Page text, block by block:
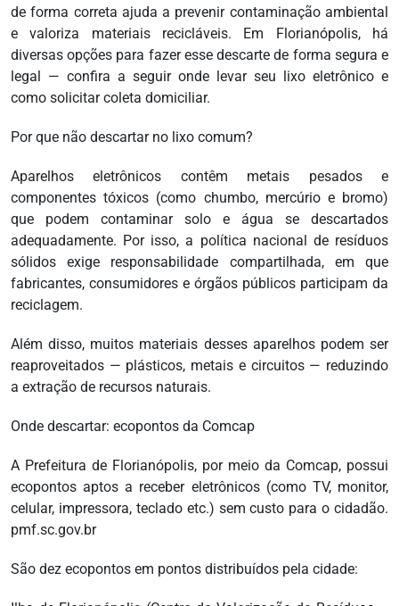
de forma correta ajuda a prevenir contaminação ambiental
e valoriza materiais recicláveis. Em Florianópolis, há
diversas opções para fazer esse descarte de forma segura e
legal — confira a seguir onde levar seu lixo eletrônico e
como solicitar coleta domiciliar.
Por que não descartar no lixo comum?
Aparelhos eletrônicos contêm metais pesados e
componentes tóxicos (como chumbo, mercúrio e bromo)
que podem contaminar solo e água se descartados
adequadamente. Por isso, a política nacional de resíduos
sólidos exige responsabilidade compartilhada, em que
fabricantes, consumidores e órgãos públicos participam da
reciclagem.
Além disso, muitos materiais desses aparelhos podem ser
reaproveitados — plásticos, metais e circuitos — reduzindo
a extração de recursos naturais.
Onde descartar: ecopontos da Comcap
A Prefeitura de Florianópolis, por meio da Comcap, possui
ecopontos aptos a receber eletrônicos (como TV, monitor,
celular, impressora, teclado etc.) sem custo para o cidadão.
pmf.sc.gov.br
São dez ecopontos em pontos distribuídos pela cidade: